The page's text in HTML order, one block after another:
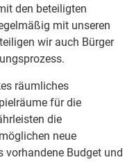
den beteiligten
mit unseren
wir auch Bürger
räumliches
für die
die
neue
vorhandene Budget und